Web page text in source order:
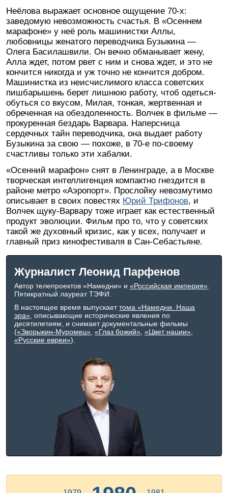
Неёлова выражает основное ощущение 70-х:
заведомую невозможность счастья. В «Осеннем
марафоне» у неё роль машинистки Аллы,
любовницы женатого переводчика Бузыкина —
Олега Басилашвили. Он вечно обманывает жену,
Алла ждет, потом рвет с ним и снова ждет, и это не
кончится никогда и уж точно не кончится добром.
Машинистка из неисчислимого класса советских
пишбарышень берет лишнюю работу, чтоб одеться-
обуться со вкусом, Милая, тонкая, жертвенная и
обреченная на обездоленность. Волчек в фильме —
прокуренная бездарь Варвара. Наперсница
сердечных тайн переводчика, она выдает работу
Бузыкина за свою — похоже, в 70-е по-своему
счастливы только эти хабалки.
«Осенний марафон» снят в Ленинграде, а в Москве
творческая интеллигенция компактно гнездится в
районе метро «Аэропорт». Прослойку невозмутимо
описывает в своих повестях Юрий Трифонов, и
Волчек щуку-Варвару тоже играет как естественный
продукт эволюции. Фильм про то, что у советских
такой же духовный кризис, как у всех, получает и
главный приз кинофестиваля в Сан-Себастьяне.
Журналист Леонид Парфенов
Автор телепроектов «Намедни» и «Российская империя»
Пятикратный лауреат ТЭФИ.
В настоящее время выпускает тома «Намедни. Наша
эра» , описывающие исторические явления по
десятилетиям, и снимает документальные фильмы
(«Зворыкин-Муромец» «Глаз божий» «Цвет нации»
«Русские евреи»).